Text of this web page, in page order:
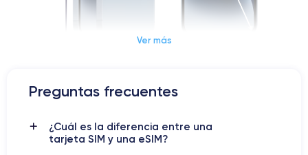
En el panorama tecnológico contemporáneo
reafirmando el compromiso de Apple de redefinir los límites de
la comunicación móvil. EliPhone 14
Ver más
Preguntas frecuentes
¿Cuál es la diferencia entre una
tarjeta SIM y una eSIM?